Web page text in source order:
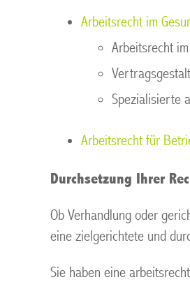
Arbeitsrecht im
Arbeitsrecht
Spezialisierte
Arbeitsrecht für
Durchsetzung Ihrer
Ob Verhandlung oder
eine zielgerichtete und
Sie haben eine